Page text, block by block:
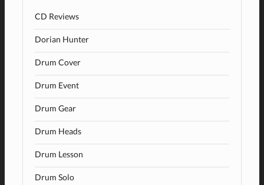
CD Reviews
Dorian Hunter
Drum Cover
Drum Event
Drum Gear
Drum Heads
Drum Lesson
Drum Solo